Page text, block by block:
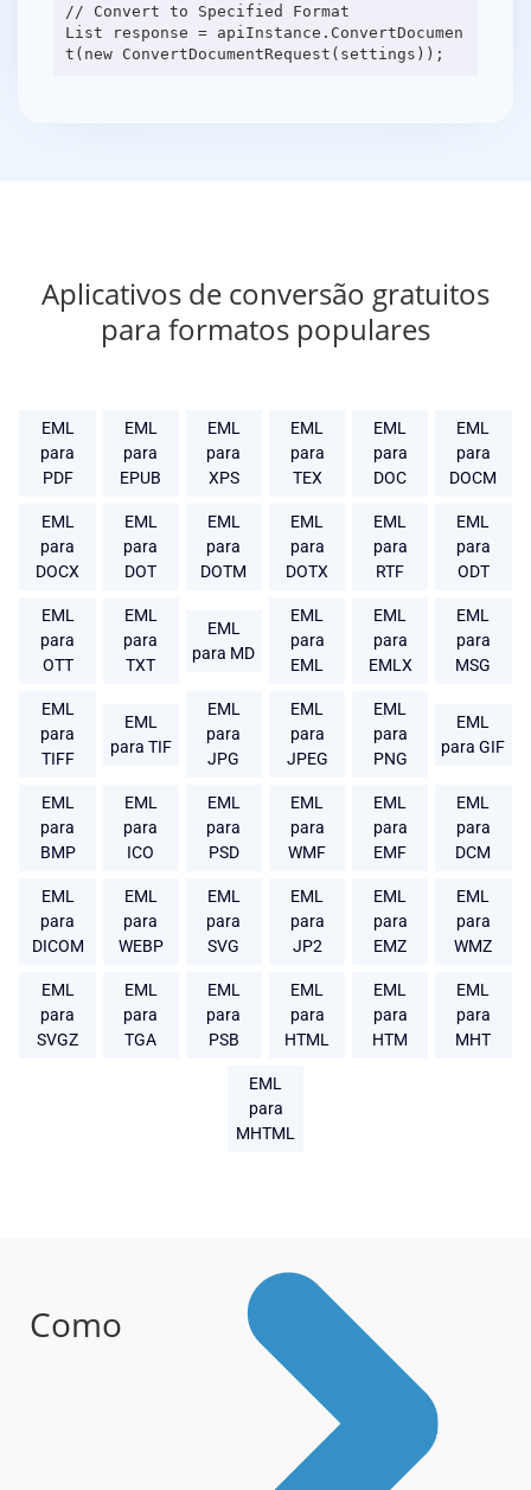
// Convert to Specified Format
List response = apiInstance.ConvertDocumen
Aplicativos de conversão gratuitos
para formatos populares
EML
para
PDF
EML
para
EPUB
EML
para
XPS
EML
para
TEX
EML
para
DOC
EML
para
DOCM
EML
para
DOCX
EML
para
DOT
EML
para
DOTM
EML
para
DOTX
EML
para
RTF
EML
para
ODT
EML
para
OTT
EML
para
TXT
EML
para MD
EML
para
EML
EML
para
EMLX
EML
para
MSG
EML
para
TIFF
EML
para TIF
EML
para
JPG
EML
para
JPEG
EML
para
PNG
EML
para GIF
EML
para
BMP
EML
para
ICO
EML
para
PSD
EML
para
WMF
EML
para
EMF
EML
para
DCM
EML
para
DICOM
EML
para
WEBP
EML
para
SVG
EML
para
JP2
EML
para
EMZ
EML
para
WMZ
EML
para
SVGZ
EML
para
TGA
EML
para
PSB
EML
para
HTML
EML
para
HTM
EML
para
MHT
EML
para
MHTML
Como